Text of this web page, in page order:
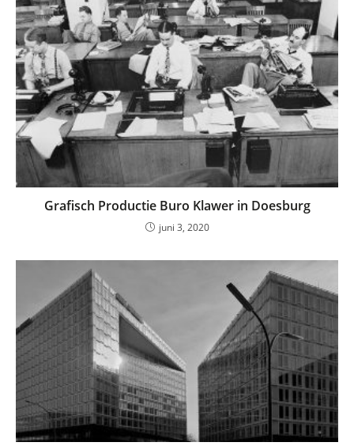
Grafisch Productie Buro Klawer in Doesburg
juni 3, 2020